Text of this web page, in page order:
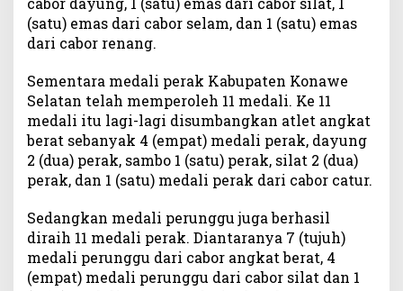
i
h
3
M
e
a
l
i
(satu) emas dari cabor selam, dan 1 (satu) emas
dari cabor renang.
Sementara medali perak Kabupaten Konawe
Selatan telah memperoleh 11 medali. Ke 11
medali itu lagi-lagi disumbangkan atlet angkat
berat sebanyak 4 (empat) medali perak, dayung
2 (dua) perak, sambo 1 (satu) perak, silat 2 (dua)
perak, dan 1 (satu) medali perak dari cabor catur.
Sedangkan medali perunggu juga berhasil
diraih 11 medali perak. Diantaranya 7 (tujuh)
medali perunggu dari cabor angkat berat, 4
(empat) medali perunggu dari cabor silat dan 1